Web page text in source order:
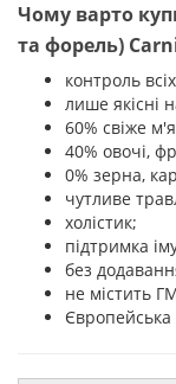
Чому варто
та форель)
контроль
лише якісні
60% свіже
40% овочі,
0% зерна,
чутливе
холістик;
підтримка
без
не містить
Європейська